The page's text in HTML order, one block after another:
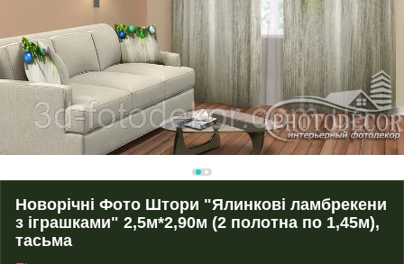
Новорічні Фото Штори "Ялинкові ламбрекени
з іграшками" 2,5м*2,90м (2 полотна по 1,45м),
тасьма